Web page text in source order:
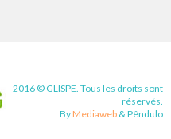
2016 © GLISPE. Tous les droits sont
réservés.
By Mediaweb & Pêndulo